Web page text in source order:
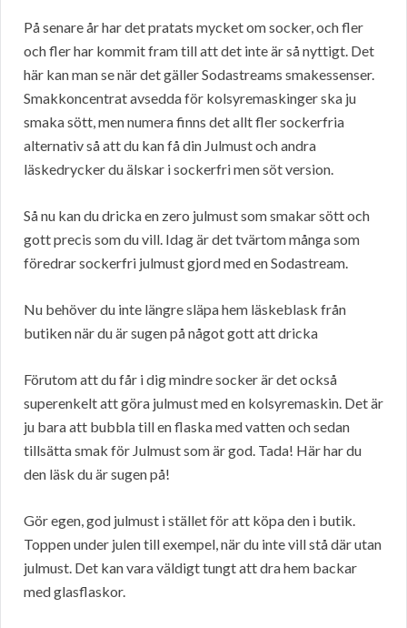
På senare år har det pratats mycket om socker, och fler
och fler har kommit fram till att det inte är så nyttigt. Det
här kan man se när det gäller Sodastreams smakessenser.
Smakkoncentrat avsedda för kolsyremaskinger ska ju
smaka sött, men numera finns det allt fler sockerfria
alternativ så att du kan få din Julmust och andra
läskedrycker du älskar i sockerfri men söt version.
Så nu kan du dricka en zero julmust som smakar sött och
gott precis som du vill. Idag är det tvärtom många som
föredrar sockerfri julmust gjord med en Sodastream.
Nu behöver du inte längre släpa hem läskeblask från
butiken när du är sugen på något gott att dricka
Förutom att du får i dig mindre socker är det också
superenkelt att göra julmust med en kolsyremaskin. Det är
ju bara att bubbla till en flaska med vatten och sedan
tillsätta smak för Julmust som är god. Tada! Här har du
den läsk du är sugen på!
Gör egen, god julmust i stället för att köpa den i butik.
Toppen under julen till exempel, när du inte vill stå där utan
julmust. Det kan vara väldigt tungt att dra hem backar
med glasflaskor.